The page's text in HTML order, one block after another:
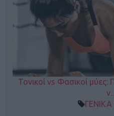
Τονικοί vs Φασικοί μύες: